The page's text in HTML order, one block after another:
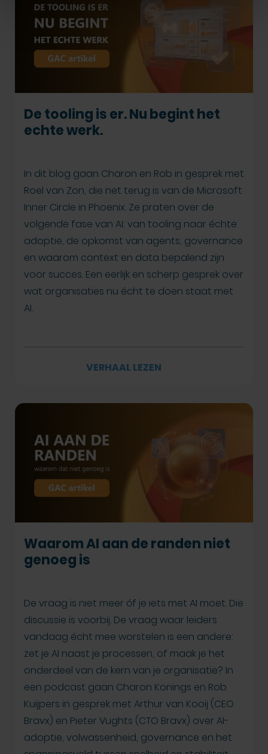
De tooling is er. Nu begint het
echte werk.
In dit blog gaan Charon en Rob in gesprek met
Roel van Zon, die net terug is van de Microsoft
Inner Circle in Phoenix. Ze praten over de
volgende fase van AI: van tooling naar échte
adoptie, de opkomst van agents, governance
en waarom context en data bepalend zijn
voor succes. Een eerlijk en scherp gesprek over
wat organisaties nu écht te doen staat met
AI.
VERHAAL LEZEN
Waarom AI aan de randen niet
genoeg is
De vraag is niet meer óf je iets met AI moet. Die
discussie is voorbij. De vraag waar leiders
vandaag écht mee worstelen is een andere:
zet je AI naast je processen, of maak je het
onderdeel van de kern van je organisatie? In
een podcast gaan Charon Konings en Rob
Kuijpers in gesprek met Arthur van Kooij (CEO
Bravx) en Pieter Vughts (CTO Bravx) over AI-
adoptie, volwassenheid, governance en het